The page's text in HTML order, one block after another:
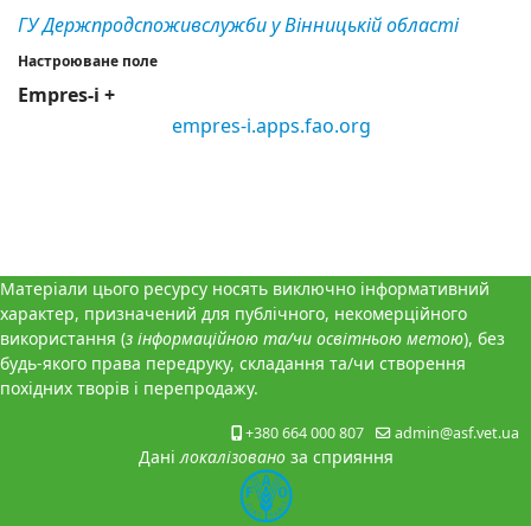
ГУ Держпродспоживслужби у Вінницькій області
Настроюване поле
Empres-i +
empres-i.apps.fao.org
Матеріали цього ресурсу носять виключно інформативний
характер, призначений для публічного, некомерційного
використання (з інформаційною та/чи освітньою метою), без
будь-якого права передруку, складання та/чи створення
похідних творів і перепродажу.
+380 664 000 807 admin@asf.vet.ua
Данілокалізованоза сприяння